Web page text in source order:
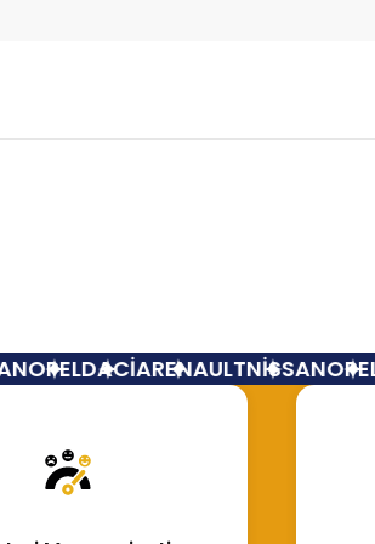
OPELDACİARENAULTNİSSANOPEL